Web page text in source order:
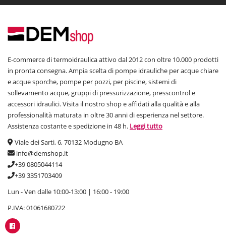
E-commerce di termoidraulica attivo dal 2012 con oltre 10.000 prodotti
in pronta consegna. Ampia scelta di pompe idrauliche per acque chiare
e acque sporche, pompe per pozzi, per piscine, sistemi di
sollevamento acque, gruppi di pressurizzazione, presscontrol e
accessori idraulici. Visita il nostro shop e affidati alla qualità e alla
professionalità maturata in oltre 30 anni di esperienza nel settore.
Assistenza costante e spedizione in 48 h. Leggi tutto
Viale dei Sarti, 6, 70132 Modugno BA
info@demshop.it
+39 0805044114
+39 3351703409
Lun - Ven dalle 10:00-13:00 | 16:00 - 19:00
P.IVA: 01061680722